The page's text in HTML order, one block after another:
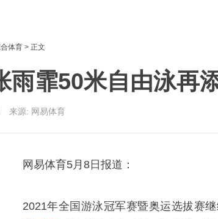
体育 > 正文
雨霏50米自由泳再
来源: 网易体育
网易体育5月8日报道：
2021年全国游泳冠军赛暨奥运选拔赛